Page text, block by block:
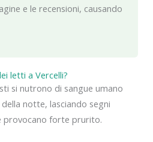
letti a Vercelli?
si nutrono di sangue umano
notte, lasciando segni
provocano forte prurito.
e le recensioni, causando